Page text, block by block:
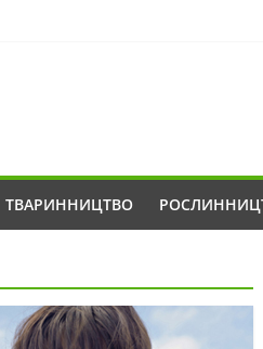
ТВАРИННИЦТВО